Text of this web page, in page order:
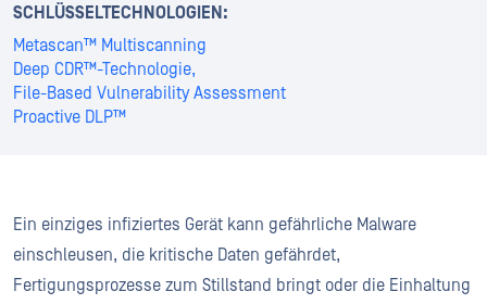
SCHLÜSSELTECHNOLOGIEN:
Metascan™ Multiscanning
Deep CDR™-Technologie,
File-Based Vulnerability Assessment
Proactive DLP™
Ein einziges infiziertes Gerät kann gefährliche Malware
einschleusen, die kritische Daten gefährdet,
Fertigungsprozesse zum Stillstand bringt oder die Einhaltung